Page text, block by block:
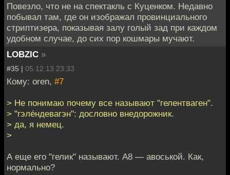
Повезло, что не на спектакль с Куценком. Недавно
побывал там, где он изображал провинциального
стриптизера, показывая залу голый зад при каждом
удобном случае, до сих пор кошмары мучают.
LOBZIC »
#35 | 05.12.13 23:33
Кому: oren, #7
> Не понимаю почему все называют "гелентваген".
> "гэле́ндевагэн": дословно внедорожник.
> да, я немец.
>
А еще его "гелик" называют. А8 — авоськой. Как,
нормально?